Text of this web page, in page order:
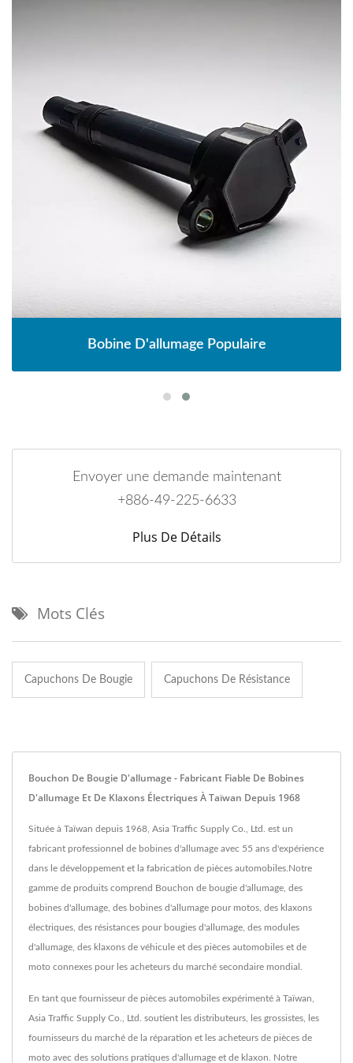
Bobine D'allumage Populaire
Envoyer une demande maintenant
+886-49-225-6633
Plus De Détails
Mots Clés
Capuchons De Bougie Capuchons De Résistance
Bouchon De Bougie D'allumage - Fabricant Fiable De Bobines
D'allumage Et De Klaxons Électriques À Taïwan Depuis 1968
Située à Taïwan depuis 1968, Asia Traffic Supply Co., Ltd. est un
fabricant professionnel de bobines d'allumage avec 55 ans d'expérience
dans le développement et la fabrication de pièces automobiles.Notre
gamme de produits comprend Bouchon de bougie d'allumage, des
bobines d'allumage, des bobines d'allumage pour motos, des klaxons
électriques, des résistances pour bougies d'allumage, des modules
d'allumage, des klaxons de véhicule et des pièces automobiles et de
moto connexes pour les acheteurs du marché secondaire mondial.
En tant que fournisseur de pièces automobiles expérimenté à Taïwan,
Asia Traffic Supply Co., Ltd. soutient les distributeurs, les grossistes, les
fournisseurs du marché de la réparation et les acheteurs de pièces de
moto avec des solutions pratiques d'allumage et de klaxon. Notre